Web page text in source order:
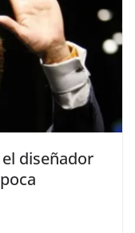
diseñador